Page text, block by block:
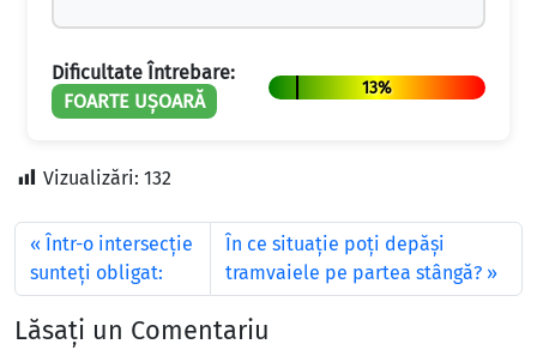
Dificultate Întrebare:
FOARTE UȘOARĂ
13%
Vizualizări: 132
Într-o intersecţie
sunteţi obligat:
În ce situaţie poţi depăşi
tramvaiele pe partea stângă?
Lăsați un Comentariu